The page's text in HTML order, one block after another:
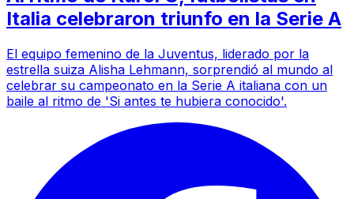
Italia celebraron triunfo en la Serie A
El equipo femenino de la Juventus, liderado por la
estrella suiza Alisha Lehmann, sorprendió al mundo al
celebrar su campeonato en la Serie A italiana con un
baile al ritmo de 'Si antes te hubiera conocido'.